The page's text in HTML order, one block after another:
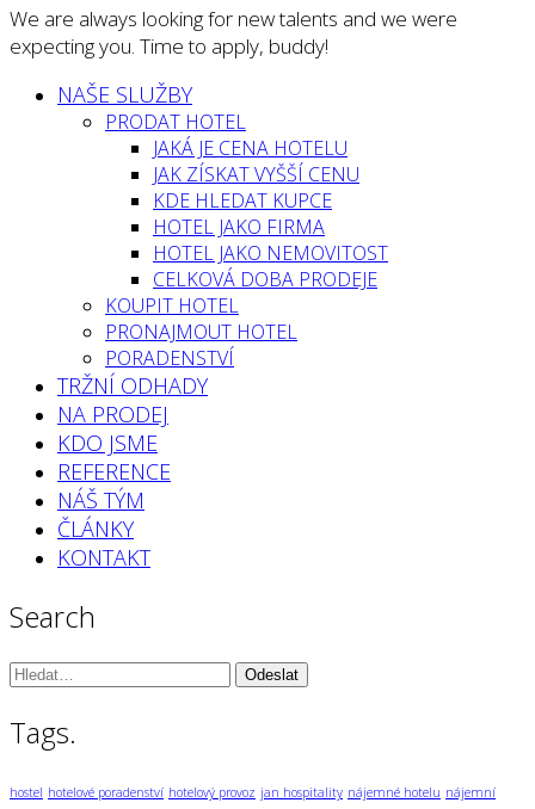
We are always looking for new talents and we were
expecting you. Time to apply, buddy!
NAŠE SLUŽBY
PRODAT HOTEL
JAKÁ JE CENA HOTELU
JAK ZÍSKAT VYŠŠÍ CENU
KDE HLEDAT KUPCE
HOTEL JAKO FIRMA
HOTEL JAKO NEMOVITOST
CELKOVÁ DOBA PRODEJE
KOUPIT HOTEL
PRONAJMOUT HOTEL
PORADENSTVÍ
TRŽNÍ ODHADY
NA PRODEJ
KDO JSME
REFERENCE
NÁŠ TÝM
ČLÁNKY
KONTAKT
Search
Vyhledávání:
Tags.
hostel hotelové poradenství hotelový provoz jan hospitality nájemné hotelu nájemní